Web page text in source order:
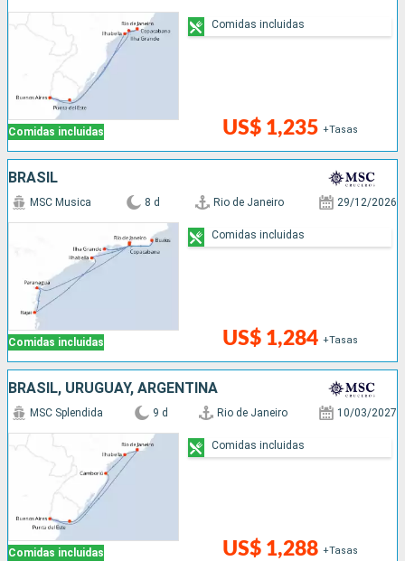
Comidas incluidas US$ 1,235 +Tasas
Comidas incluidas
BRASIL
Comidas incluidas
MSC Musica 8 d Rio de Janeiro 29/12/2026
US$ 1,284 +Tasas
Comidas incluidas
BRASIL, URUGUAY, ARGENTINA
Comidas incluidas
MSC Splendida 9 d Rio de Janeiro 10/03/2027
US$ 1,288 +Tasas
Comidas incluidas